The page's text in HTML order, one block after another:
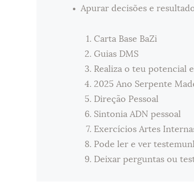
Apurar decisões e
Carta Base BaZi
Guias DMS
Realiza o teu potencial
2025 Ano Serpente
Direção Pessoal
Sintonia ADN pessoal
Exercícios Artes
Pode ler e ver
Deixar perguntas ou